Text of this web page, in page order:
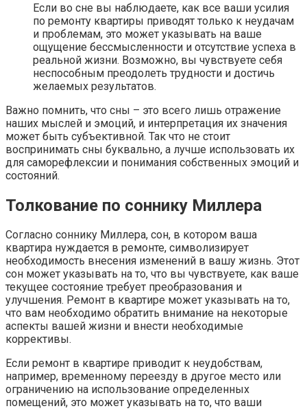
Если во сне вы наблюдаете, как все ваши усилия
по ремонту квартиры приводят только к неудачам
и проблемам, это может указывать на ваше
ощущение бессмысленности и отсутствие успеха в
реальной жизни. Возможно, вы чувствуете себя
неспособным преодолеть трудности и достичь
желаемых результатов.
Важно помнить, что сны – это всего лишь отражение
наших мыслей и эмоций, и интерпретация их значения
может быть субъективной. Так что не стоит
воспринимать сны буквально, а лучше использовать их
для саморефлексии и понимания собственных эмоций и
состояний.
Толкование по соннику Миллера
Согласно соннику Миллера, сон, в котором ваша
квартира нуждается в ремонте, символизирует
необходимость внесения изменений в вашу жизнь. Этот
сон может указывать на то, что вы чувствуете, как ваше
текущее состояние требует преобразования и
улучшения. Ремонт в квартире может указывать на то,
что вам необходимо обратить внимание на некоторые
аспекты вашей жизни и внести необходимые
коррективы.
Если ремонт в квартире приводит к неудобствам,
например, временному переезду в другое место или
ограничению на использование определенных
помещений, это может указывать на то, что ваши